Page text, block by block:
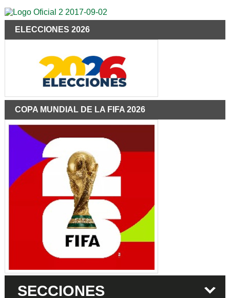
ELECCIONES 2026
COPA MUNDIAL DE LA FIFA 2026
SECCIONES